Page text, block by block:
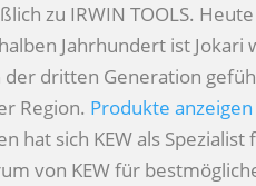
zu IRWIN TOOLS.
Jahrhundert ist
dritten Generation
Region. Produkte anzeigen
hat sich KEW als
von KEW für